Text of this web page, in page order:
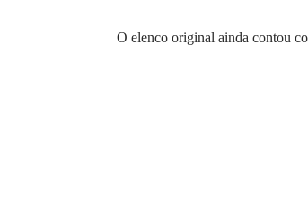
O elenco original ainda contou